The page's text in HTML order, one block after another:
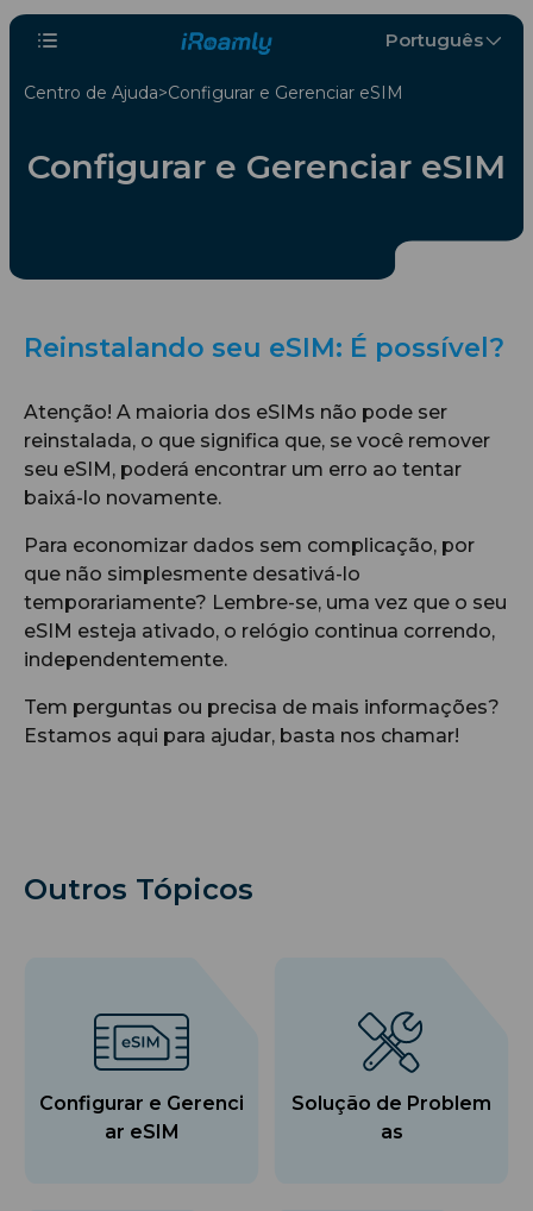
Português
Centro de Ajuda Configurar e Gerenciar eSIM
Configurar e Gerenciar eSIM
Reinstalando seu eSIM: É possível?
Atenção! A maioria dos eSIMs não pode ser
reinstalada, o que significa que, se você remover
seu eSIM, poderá encontrar um erro ao tentar
baixá-lo novamente.
Para economizar dados sem complicação, por
que não simplesmente desativá-lo
temporariamente? Lembre-se, uma vez que o seu
eSIM esteja ativado, o relógio continua correndo,
independentemente.
Tem perguntas ou precisa de mais informações?
Estamos aqui para ajudar, basta nos chamar!
Outros Tópicos
Configurar e Gerenci
ar eSIM
Solução de Problem
as